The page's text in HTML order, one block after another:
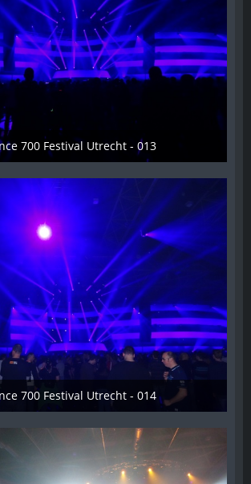
700 Festival Utrecht - 013
2015
700 Festival Utrecht - 014
2015